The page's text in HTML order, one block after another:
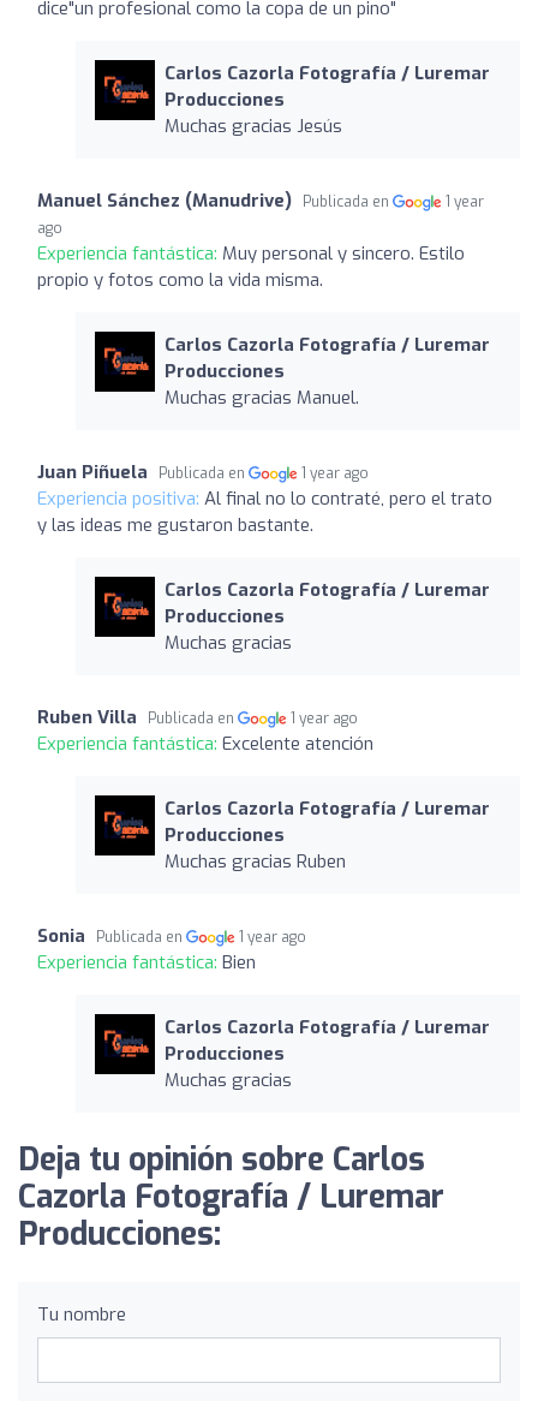
dice"un profesional como la copa de un pino"
Carlos Cazorla Fotografía / Luremar
Producciones
Muchas gracias Jesús
Manuel Sánchez (Manudrive) Publicada en
1 year
ago
Experiencia fantástica: Muy personal y sincero. Estilo
propio y fotos como la vida misma.
Carlos Cazorla Fotografía / Luremar
Producciones
Muchas gracias Manuel.
Juan Piñuela Publicada en 1 year ago
Experiencia positiva: Al final no lo contraté, pero el trato
y las ideas me gustaron bastante.
Carlos Cazorla Fotografía / Luremar
Producciones
Muchas gracias
Ruben Villa Publicada en 1 year ago
Experiencia fantástica: Excelente atención
Carlos Cazorla Fotografía / Luremar
Producciones
Muchas gracias Ruben
Sonia Publicada en 1 year ago
Experiencia fantástica: Bien
Carlos Cazorla Fotografía / Luremar
Producciones
Muchas gracias
Deja tu opinión sobre Carlos
Cazorla Fotografía / Luremar
Producciones:
Tu nombre